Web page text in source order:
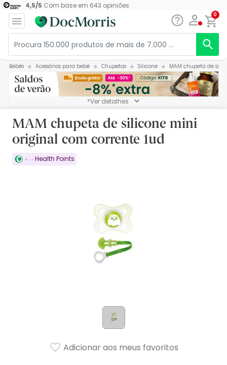
4,5/5 Com base em 643 opiniões
0
Bebés Acessórios para bebé Chupetas Silicone MAM chupeta de
*Ver detalhes
MAM chupeta de silicone mini
original com corrente 1ud
Health Points
Adicionar aos meus favoritos